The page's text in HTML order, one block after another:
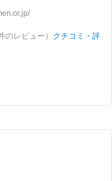
のレビュー）
クチコミ・評